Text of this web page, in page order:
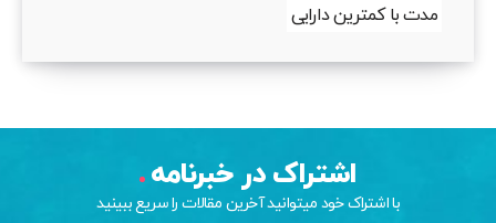
مدت با کمترین دارایی
اشتراک در خبرنامه
با اشتراک خود میتوانید آخرین مقالات را سریع ببینید